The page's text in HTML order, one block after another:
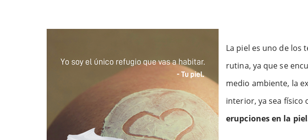
La piel es uno de los
rutina, ya que se
medio ambiente, la
interior, ya sea físico
erupciones en la